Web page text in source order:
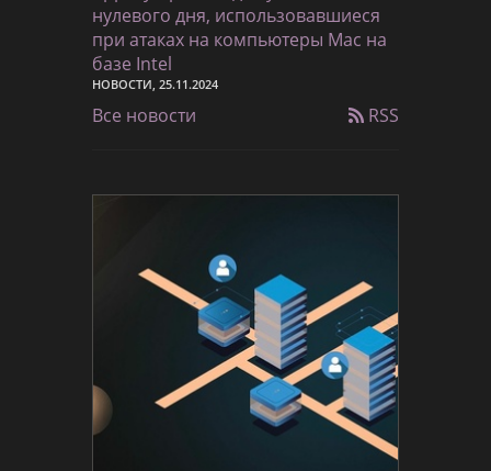
нулевого дня, использовавшиеся
при атаках на компьютеры Mac на
базе Intel
НОВОСТИ, 25.11.2024
Все новости RSS